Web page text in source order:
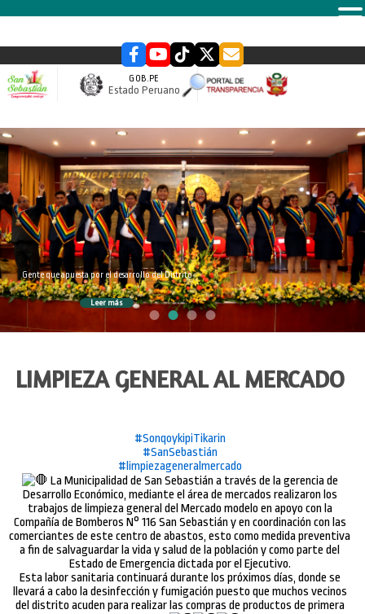
GOB.PE
Estado Peruano
slider
Gente que apuesta por el desarrollo del Distrito
Leer más
LIMPIEZA GENERAL AL MERCADO
#SonqoykipiTikarin
#SanSebastián
#limpiezageneralmercado
La Municipalidad de San Sebastián a través de la gerencia de
Desarrollo Económico, mediante el área de mercados realizaron los
trabajos de limpieza general del Mercado modelo en apoyo con la
Compañía de Bomberos N° 116 San Sebastián y en coordinación con las
comerciantes de este centro de abastos, esto como medida preventiva
a fin de salvaguardar la vida y salud de la población y como parte del
Estado de Emergencia dictada por el Ejecutivo.
Esta labor sanitaria continuará durante los próximos días, donde se
llevará a cabo la desinfección y fumigación puesto que muchos vecinos
del distrito acuden para realizar las compras de productos de primera